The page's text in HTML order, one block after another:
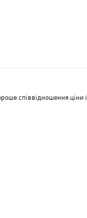
співвідношення ціни і